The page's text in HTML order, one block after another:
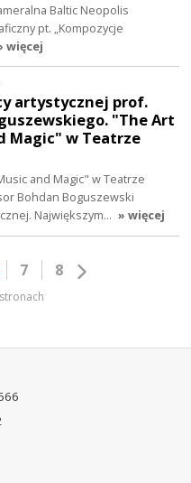
Baltic Neopolis
pt. „Kompozycje
więcej
artystycznej prof.
"The Art
Magic" w Teatrze
and Magic" w Teatrze
Bohdan Boguszewski
Największym… » więcej
7 8